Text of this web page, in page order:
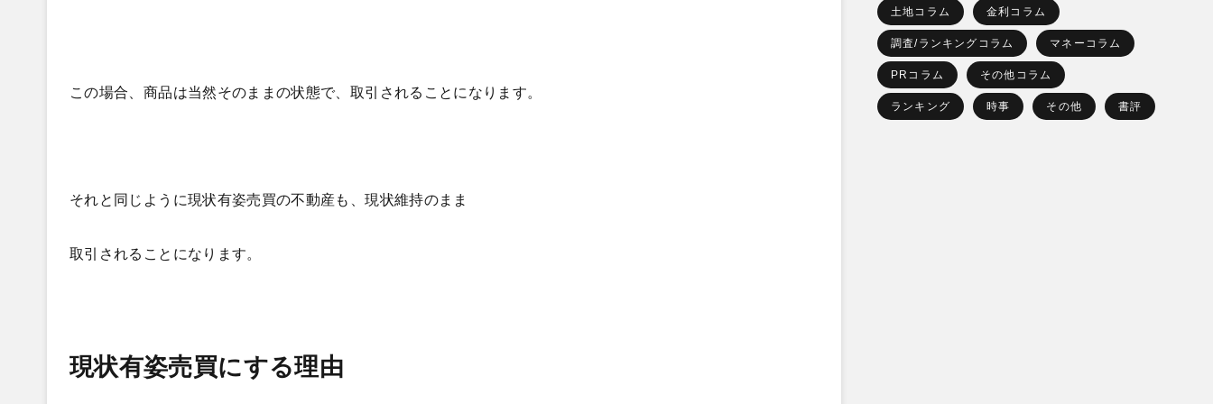
この場合、商品は当然そのままの状態で、取引されることになります。
それと同じように現状有姿売買の不動産も、現状維持のまま
取引されることになります。
現状有姿売買にする理由
土地コラム 金利コラム
調査/ランキングコラム マネーコラム
PRコラム その他コラム
ランキング 時事 その他 書評